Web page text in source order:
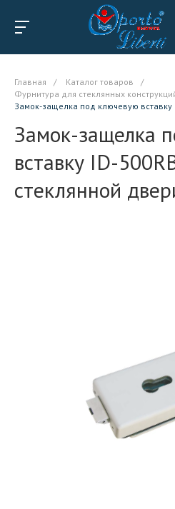
Главная / Каталог товаров
/
Фурнитура для стеклянных
Замок-защелка под ключевую вставку
Замок-защелка
вставку ID-
стеклянной